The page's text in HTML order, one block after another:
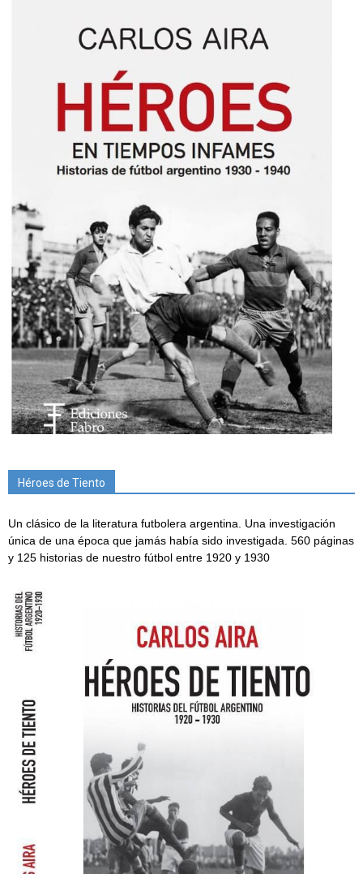
Héroes de Tiento
Un clásico de la literatura futbolera argentina. Una investigación
única de una época que jamás había sido investigada. 560 páginas
y 125 historias de nuestro fútbol entre 1920 y 1930